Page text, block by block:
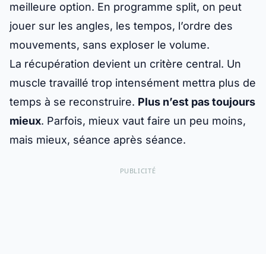
meilleure option. En programme split, on peut
jouer sur les angles, les tempos, l’ordre des
mouvements, sans exploser le volume.
La récupération devient un critère central. Un
muscle travaillé trop intensément mettra plus de
temps à se reconstruire. Plus n’est pas toujours
mieux. Parfois, mieux vaut faire un peu moins,
mais mieux, séance après séance.
PUBLICITÉ